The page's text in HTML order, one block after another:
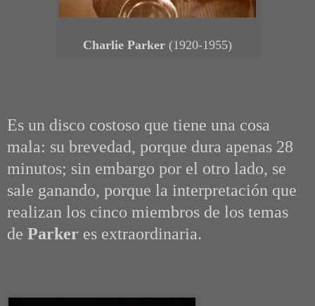
Charlie Parker (1920-1955)
Es un disco costoso que tiene una cosa
mala: su brevedad, porque dura apenas 28
minutos; sin embargo por el otro lado, se
sale ganando, porque la interpretación que
realizan los cinco miembros de los temas
de Parker es extraordinaria.